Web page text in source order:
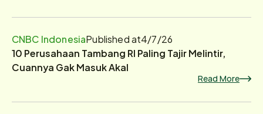
CNBC IndonesiaPublished at4/7/26
10 Perusahaan Tambang RI Paling Tajir Melintir,
Cuannya Gak Masuk Akal
Read More